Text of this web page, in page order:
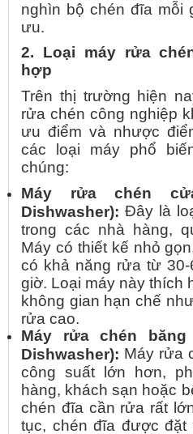
nghìn bộ chén đĩa mỗi
ưu.
2. Loại máy rửa
hợp
Trên thị trường hiện
rửa chén công nghiệp
ưu điểm và nhược
các loại máy phổ
chúng:
Máy rửa chén
Dishwasher): Đây là
trong các nhà hàng,
Máy có thiết kế nhỏ
có khả năng rửa từ
giờ. Loại máy này thích
không gian hạn chế
rửa cao.
Máy rửa chén băng
Dishwasher): Máy rửa
công suất lớn hơn,
hàng, khách sạn hoặc
chén đĩa cần rửa rất
tục, chén đĩa được đặt